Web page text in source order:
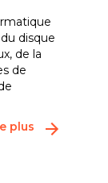
disque
de la
de
plus